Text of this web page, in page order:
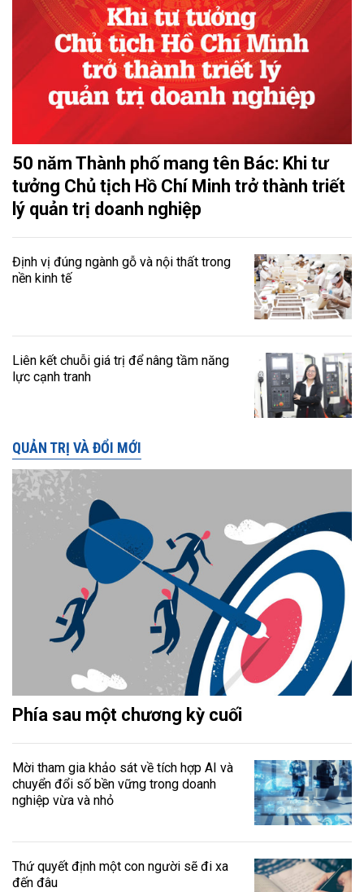
50 năm Thành phố mang tên Bác: Khi tư
tưởng Chủ tịch Hồ Chí Minh trở thành triết
lý quản trị doanh nghiệp
Định vị đúng ngành gỗ và nội thất trong
nền kinh tế
Liên kết chuỗi giá trị để nâng tầm năng
lực cạnh tranh
QUẢN TRỊ VÀ ĐỔI MỚI
Phía sau một chương kỳ cuối
Mời tham gia khảo sát về tích hợp AI và
chuyển đổi số bền vững trong doanh
nghiệp vừa và nhỏ
Thứ quyết định một con người sẽ đi xa
đến đâu